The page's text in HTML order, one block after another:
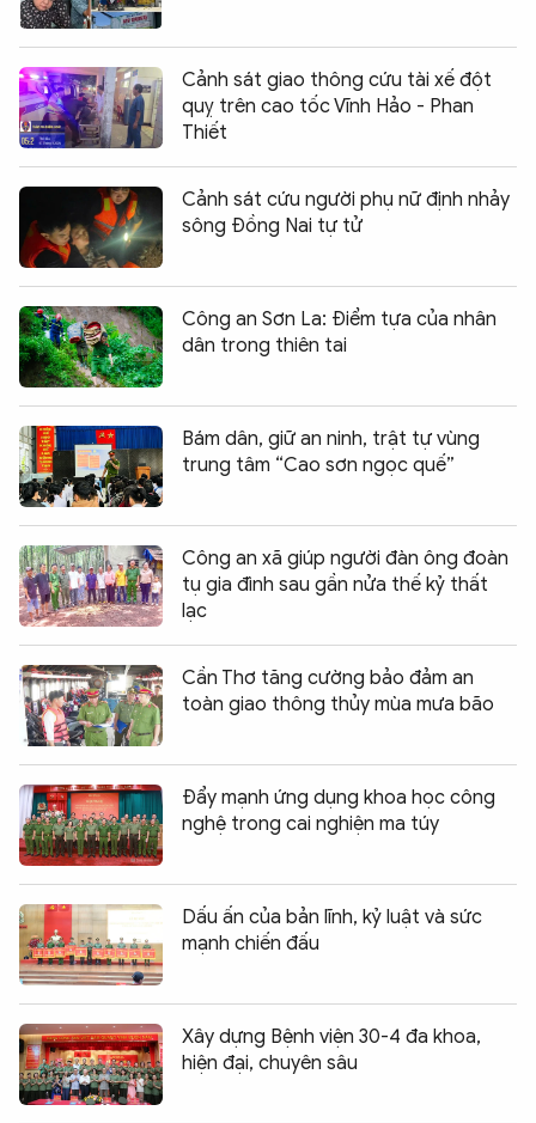
Cảnh sát giao thông cứu tài xế đột
quỵ trên cao tốc Vĩnh Hảo - Phan
Thiết
Cảnh sát cứu người phụ nữ định nhảy
sông Đồng Nai tự tử
Công an Sơn La: Điểm tựa của nhân
dân trong thiên tai
Bám dân, giữ an ninh, trật tự vùng
trung tâm “Cao sơn ngọc quế”
Công an xã giúp người đàn ông đoàn
tụ gia đình sau gần nửa thế kỷ thất
lạc
Cần Thơ tăng cường bảo đảm an
toàn giao thông thủy mùa mưa bão
Đẩy mạnh ứng dụng khoa học công
nghệ trong cai nghiện ma túy
Dấu ấn của bản lĩnh, kỷ luật và sức
mạnh chiến đấu
Xây dựng Bệnh viện 30-4 đa khoa,
hiện đại, chuyên sâu